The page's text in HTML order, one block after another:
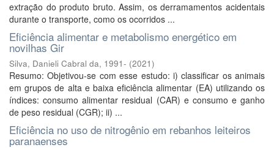
extração do produto bruto. Assim, os derramamentos acidentais
durante o transporte, como os ocorridos ...
Eficiência alimentar e metabolismo energético em
novilhas Gir
Silva, Danieli Cabral da, 1991- (2021)
Resumo: Objetivou-se com esse estudo: i) classificar os animais
em grupos de alta e baixa eficiência alimentar (EA) utilizando os
índices: consumo alimentar residual (CAR) e consumo e ganho
de peso residual (CGR); ii) ...
Eficiência no uso de nitrogênio em rebanhos leiteiros
paranaenses